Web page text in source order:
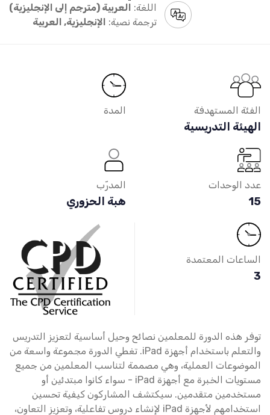
اللغة: العربية (مترجم إلى الإنجليزية)
ترجمة نصية: الإنجليزية, العربية
الفئة المستهدفة
الهيئة التدريسية
المدة
عدد الوحدات
15
المدرّب
هبة الحزوري
الساعات المعتمدة
3
توفر هذه الدورة للمعلمين نصائح وحيل أساسية لتعزيز التدريس
والتعلم باستخدام أجهزة iPad. تغطي الدورة مجموعة واسعة من
الموضوعات العملية، وهي مصممة لتناسب المعلمين من جميع
مستويات الخبرة مع أجهزة iPad - سواء كانوا مبتدئين أو
مستخدمين متقدمين. سيكتشف المشاركون كيفية تحسين
استخدامهم لأجهزة iPad لإنشاء دروس تفاعلية، وتعزيز التعاون،